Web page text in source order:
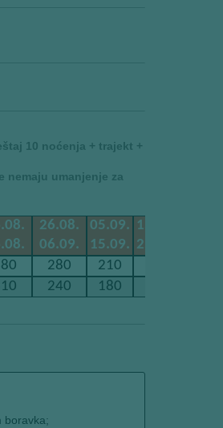
10 noćenja + trajekt +
nemaju umanjenje za
26.08.
06.09.
05.09.
15.09.
15.09.
25.09.
280 210
240 180
boravka;